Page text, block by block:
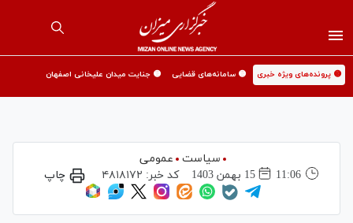
🟡 پرونده‌های ویژه خبری 🟡 سامانه‌های قضایی 🟡 جنایت میدان علیخانی اصفهان
سیاست
عمومی
11:06
15 بهمن 1403 کد خبر: ۴۸۱۸۱۷۲ چاپ